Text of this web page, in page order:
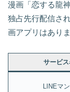
漫画「恋する龍
独占先行配信さ
画アプリはあり
サービス
LINEマ